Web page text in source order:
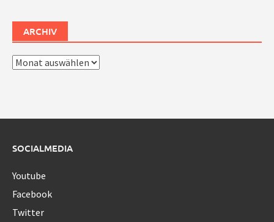
ARCHIV
Archiv
SOCIALMEDIA
Youtube
Facebook
Twitter